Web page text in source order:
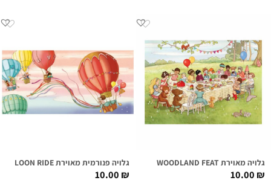
גלויה מאוירת WOODLAND FEAT
10.00₪
גלויה פנורמית מאוירת BALLOON RIDE
10.00₪